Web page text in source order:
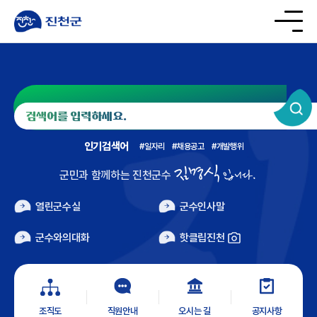
인기검색어 일자리 채용공고 개발행위
군민과 함께하는 진천군수 김명식입니다.
열린군수실 군수인사말
군수와의대화 핫클립진천
조직도 직원안내 오시는 길 공지사항